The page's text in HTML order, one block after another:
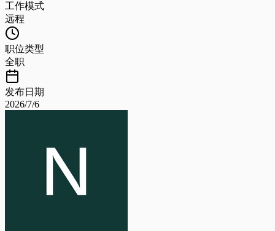
工作模式
远程
职位类型
全职
发布日期
2026/7/6